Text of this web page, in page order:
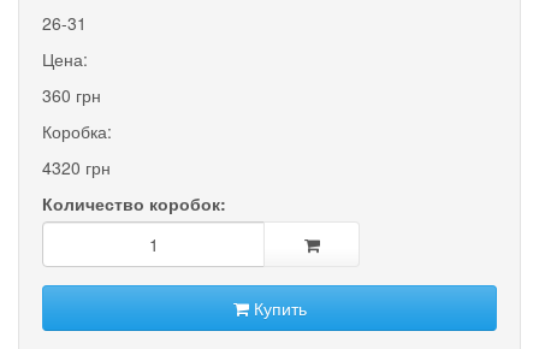
26-31
Цена:
360 грн
Коробка:
4320 грн
Количество коробок:
Купить